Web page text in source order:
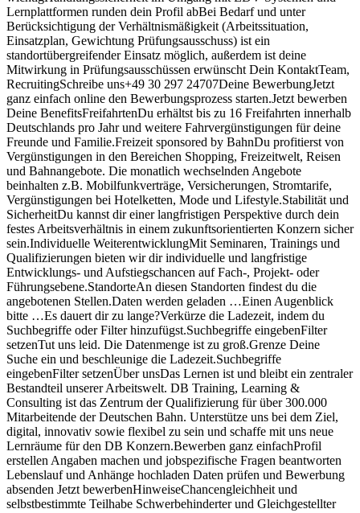
Lernplattformen runden dein Profil abBei Bedarf und unter
Berücksichtigung der Verhältnismäßigkeit (Arbeitssituation,
Einsatzplan, Gewichtung Prüfungsausschuss) ist ein
standortübergreifender Einsatz möglich, außerdem ist deine
Mitwirkung in Prüfungsausschüssen erwünscht Dein KontaktTeam,
RecruitingSchreibe uns+49 30 297 24707Deine BewerbungJetzt
ganz einfach online den Bewerbungsprozess starten.Jetzt bewerben
Deine BenefitsFreifahrtenDu erhältst bis zu 16 Freifahrten innerhalb
Deutschlands pro Jahr und weitere Fahrvergünstigungen für deine
Freunde und Familie.Freizeit sponsored by BahnDu profitierst von
Vergünstigungen in den Bereichen Shopping, Freizeitwelt, Reisen
und Bahnangebote. Die monatlich wechselnden Angebote
beinhalten z.B. Mobilfunkverträge, Versicherungen, Stromtarife,
Vergünstigungen bei Hotelketten, Mode und Lifestyle.Stabilität und
SicherheitDu kannst dir einer langfristigen Perspektive durch dein
festes Arbeitsverhältnis in einem zukunftsorientierten Konzern sicher
sein.Individuelle WeiterentwicklungMit Seminaren, Trainings und
Qualifizierungen bieten wir dir individuelle und langfristige
Entwicklungs- und Aufstiegschancen auf Fach-, Projekt- oder
Führungsebene.StandorteAn diesen Standorten findest du die
angebotenen Stellen.Daten werden geladen …Einen Augenblick
bitte …Es dauert dir zu lange?Verkürze die Ladezeit, indem du
Suchbegriffe oder Filter hinzufügst.Suchbegriffe eingebenFilter
setzenTut uns leid. Die Datenmenge ist zu groß.Grenze Deine
Suche ein und beschleunige die Ladezeit.Suchbegriffe
eingebenFilter setzenÜber unsDas Lernen ist und bleibt ein zentraler
Bestandteil unserer Arbeitswelt. DB Training, Learning &
Consulting ist das Zentrum der Qualifizierung für über 300.000
Mitarbeitende der Deutschen Bahn. Unterstütze uns bei dem Ziel,
digital, innovativ sowie flexibel zu sein und schaffe mit uns neue
Lernräume für den DB Konzern.Bewerben ganz einfachProfil
erstellen Angaben machen und jobspezifische Fragen beantworten
Lebenslauf und Anhänge hochladen Daten prüfen und Bewerbung
absenden Jetzt bewerbenHinweiseChancengleichheit und
selbstbestimmte Teilhabe Schwerbehinderter und Gleichgestellter